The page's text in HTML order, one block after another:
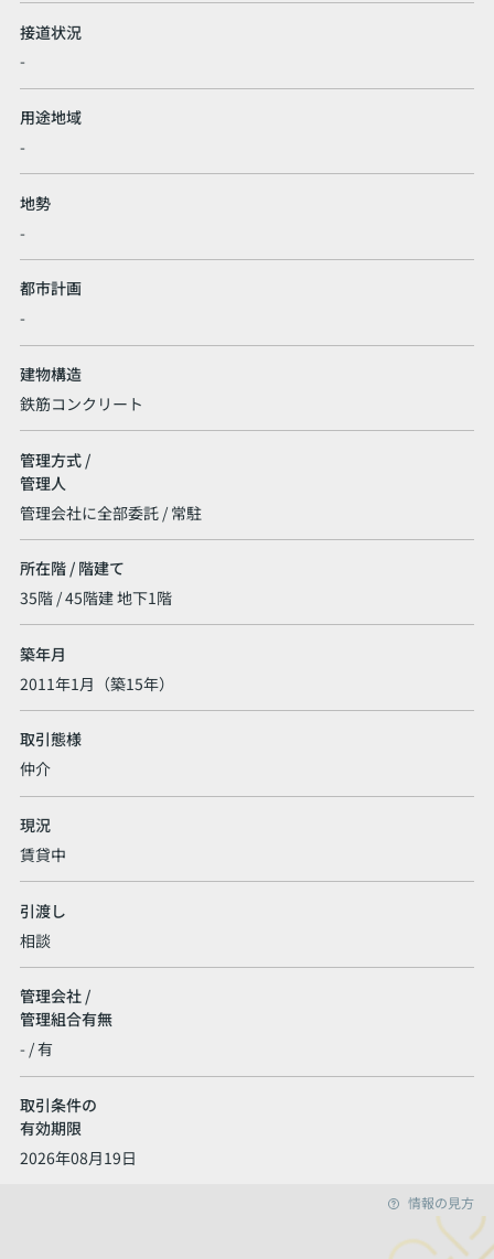
接道状況
-
用途地域
-
地勢
-
都市計画
-
建物構造
鉄筋コンクリート
管理方式 /
管理人
管理会社に全部委託 / 常駐
所在階 / 階建て
35階 / 45階建 地下1階
築年月
2011年1月（築15年）
取引態様
仲介
現況
賃貸中
引渡し
相談
管理会社 /
管理組合有無
- / 有
取引条件の
有効期限
2026年08月19日
情報の見方